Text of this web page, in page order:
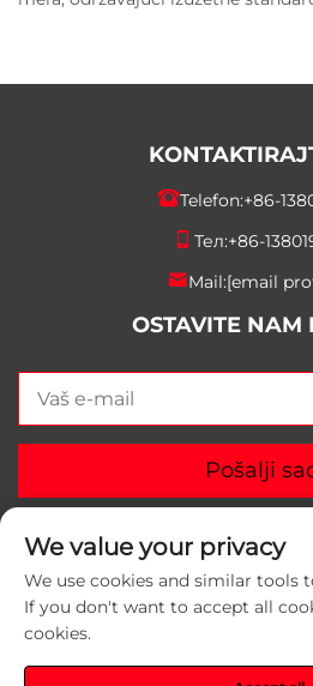
Telefon:+86-
Тел:+86-
Mail:[email
OSTAVITE NAM
Pošalji
Autorska prava © 2025
privatnosti
We value your privacy
We use cookies and similar tools
If you don't want to accept all
cookies.